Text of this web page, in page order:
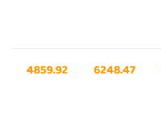
6248.47
4859.92